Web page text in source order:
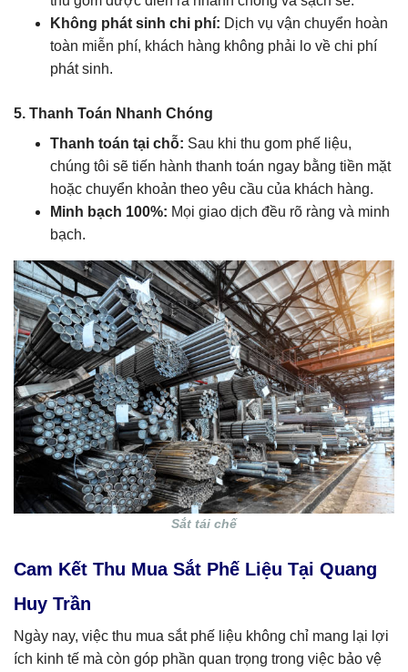
Không phát sinh chi phí: Dịch vụ vận chuyển hoàn
toàn miễn phí, khách hàng không phải lo về chi phí
phát sinh.
5. Thanh Toán Nhanh Chóng
Thanh toán tại chỗ: Sau khi thu gom phế liệu,
chúng tôi sẽ tiến hành thanh toán ngay bằng tiền mặt
hoặc chuyển khoản theo yêu cầu của khách hàng.
Minh bạch 100%: Mọi giao dịch đều rõ ràng và minh
bạch.
Sắt tái chế
Cam Kết Thu Mua Sắt Phế Liệu Tại Quang
Huy Trần
Ngày nay, việc thu mua sắt phế liệu không chỉ mang lại lợi
ích kinh tế mà còn góp phần quan trọng trong việc bảo vệ